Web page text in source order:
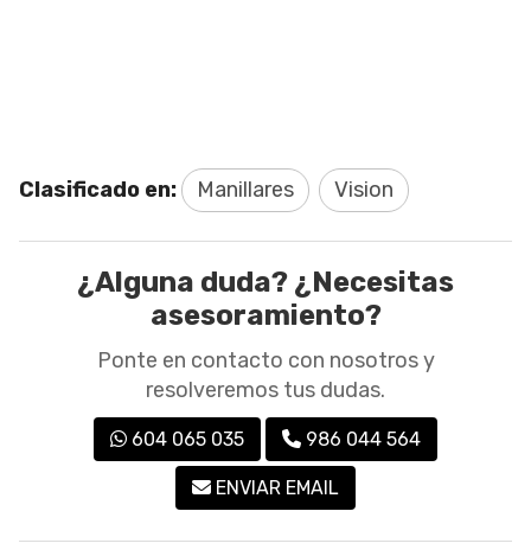
Clasificado en: Manillares Vision
¿Alguna duda? ¿Necesitas
asesoramiento?
Ponte en contacto con nosotros y
resolveremos tus dudas.
604 065 035 986 044 564
ENVIAR EMAIL